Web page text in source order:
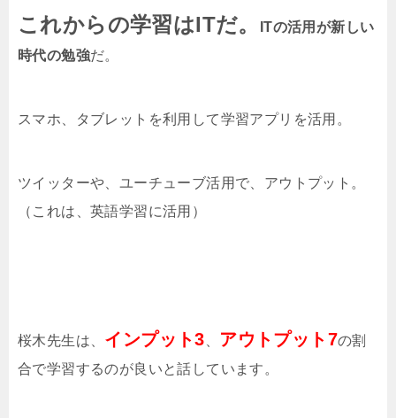
これからの学習はITだ。
ITの活用が新しい
時代の勉強だ。
スマホ、タブレットを利用して学習アプリを活用。
ツイッターや、ユーチューブ活用で、アウトプット。
（これは、英語学習に活用）
桜木先生は、 インプット3、 アウトプット7の割
合で学習するのが良いと話しています。